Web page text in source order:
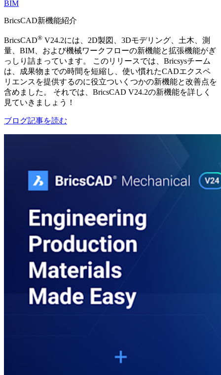
BIM
BricsCAD新機能紹介
BricsCAD® V24.2には、2D製図、3Dモデリング、土木、測
量、BIM、および機械ワークフローの新機能と拡張機能がぎ
っしり詰まっています。 このリリースでは、Bricsysチーム
は、成果物までの時間を短縮し、使い慣れたCADエクスペ
リエンスを提供するのに役立ついくつかの新機能と改善点を
含めました。 それでは、BricsCAD V24.2の新機能を詳しく
見ていきましょう！
ブログ記事を読む